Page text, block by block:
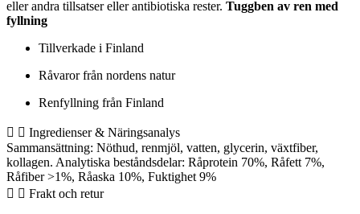
eller andra tillsatser eller antibiotiska rester. Tuggben av ren med
fyllning
Tillverkade i Finland
Råvaror från nordens natur
Renfyllning från Finland
Ingredienser & Näringsanalys
Sammansättning: Nöthud, renmjöl, vatten, glycerin, växtfiber,
kollagen. Analytiska beståndsdelar: Råprotein 70%, Råfett 7%,
Råfiber >1%, Råaska 10%, Fuktighet 9%
Frakt och retur